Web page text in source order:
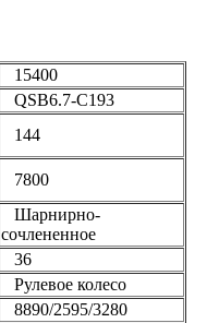
15400
QSB6.7-C193
144
7800
Шарнирно-
сочлененное
36
Рулевое колесо
8890/2595/3280